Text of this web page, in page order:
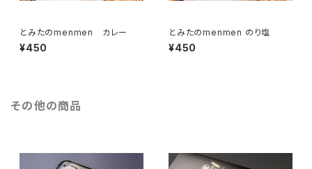
とみたのmenmen カレー
¥450
とみたのmenmen のり塩
¥450
その他の商品